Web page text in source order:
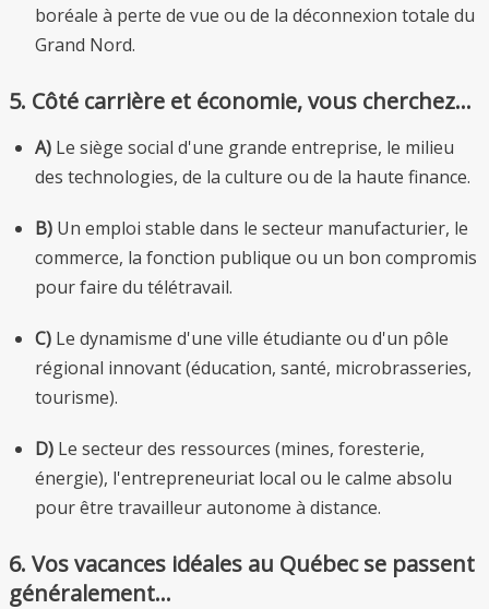
boréale à perte de vue ou de la déconnexion totale du
Grand Nord.
5. Côté carrière et économie, vous cherchez…
A) Le siège social d'une grande entreprise, le milieu
des technologies, de la culture ou de la haute finance.
B) Un emploi stable dans le secteur manufacturier, le
commerce, la fonction publique ou un bon compromis
pour faire du télétravail.
C) Le dynamisme d'une ville étudiante ou d'un pôle
régional innovant (éducation, santé, microbrasseries,
tourisme).
D) Le secteur des ressources (mines, foresterie,
énergie), l'entrepreneuriat local ou le calme absolu
pour être travailleur autonome à distance.
6. Vos vacances idéales au Québec se passent
généralement…